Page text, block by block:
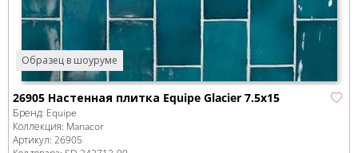
Образец в шоуруме
26905 Настенная плитка Equipe Glacier 7.5x15
Бренд: Equipe
Коллекция: Manacor
Артикул: 26905